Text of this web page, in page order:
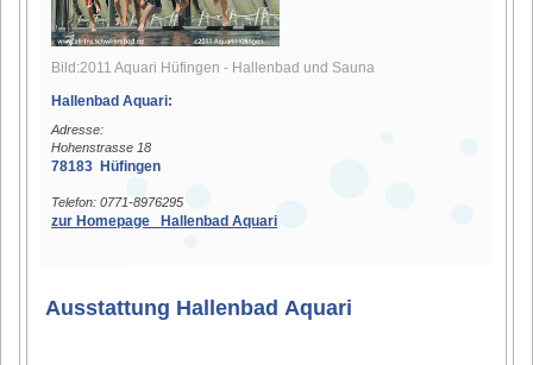
Bild:2011 Aquari Hüfingen - Hallenbad und Sauna
Hallenbad Aquari:
Adresse:
Hohenstrasse 18
78183 Hüfingen
Telefon: 0771-8976295
zur Homepage Hallenbad Aquari
Ausstattung Hallenbad Aquari